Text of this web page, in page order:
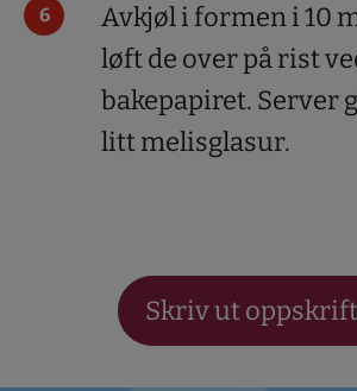
Avkjøl i formen i 10
løft de over på rist
bakepapiret. Server
litt melisglasur.
Skriv ut